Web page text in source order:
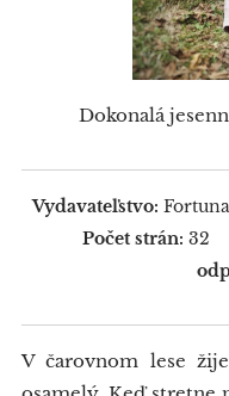
Dokonalá
Vydavateľstvo:
Počet strán: 32
V čarovnom lese